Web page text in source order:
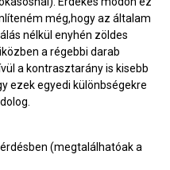
még,hogy az általam
nélkül enyhén zöldes
a régebbi darab
a kontrasztarány is kisebb
ezek egyedi különbségekre
(megtalálhatóak a